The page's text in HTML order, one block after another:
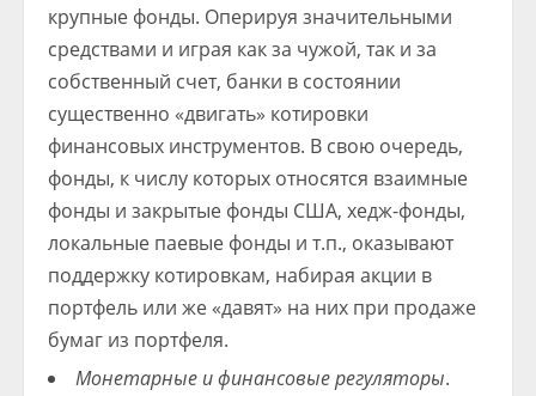
крупные фонды. Оперируя значительными
средствами и играя как за чужой, так и за
собственный счет, банки в состоянии
существенно «двигать» котировки
финансовых инструментов. В свою очередь,
фонды, к числу которых относятся взаимные
фонды и закрытые фонды США, хедж-фонды,
локальные паевые фонды и т.п., оказывают
поддержку котировкам, набирая акции в
портфель или же «давят» на них при продаже
бумаг из портфеля.
Монетарные и финансовые регуляторы.